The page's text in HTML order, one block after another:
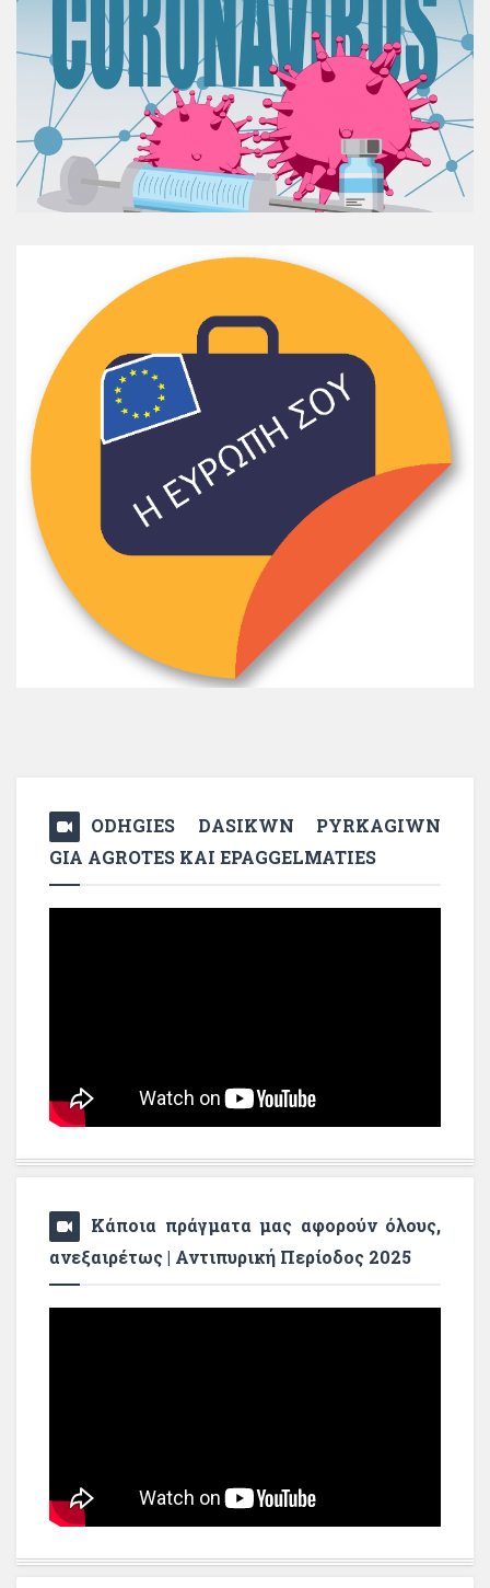
ODHGIES DASIKWN PYRKAGIWN
GIA AGROTES KAI EPAGGELMATIES
Κάποια πράγματα μας αφορούν όλους,
ανεξαιρέτως | Αντιπυρική Περίοδος 2025